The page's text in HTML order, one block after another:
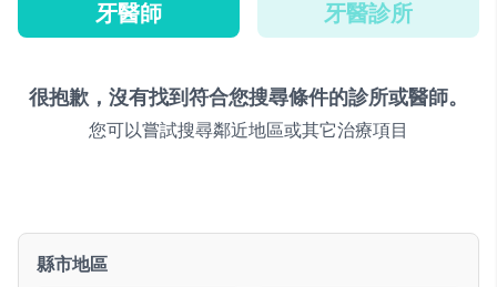
牙醫師 牙醫診所
很抱歉，沒有找到符合您搜尋條件的診所或醫師。
您可以嘗試搜尋鄰近地區或其它治療項目
縣市地區